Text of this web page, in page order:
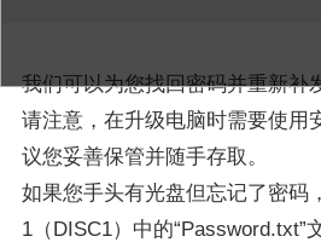
我们可以为您找回密码并重新补
请注意，在升级电脑时需要使用
议您妥善保管并随手存取。
如果您手头有光盘但忘记了密码
1（DISC1）中的“Password.txt”